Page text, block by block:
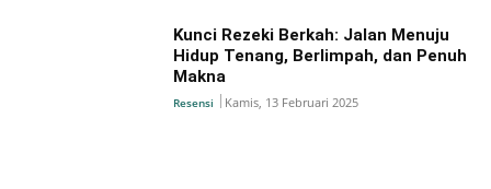
Kunci Rezeki Berkah: Jalan Menuju
Hidup Tenang, Berlimpah, dan Penuh
Makna
Resensi Kamis, 13 Februari 2025